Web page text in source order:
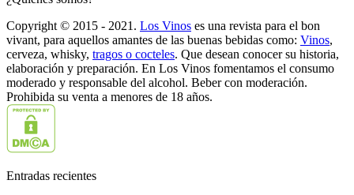
Copyright © 2015 - 2021. Los Vinos es una revista para el bon
vivant, para aquellos amantes de las buenas bebidas como: Vinos,
cerveza, whisky, tragos o cocteles. Que desean conocer su historia,
elaboración y preparación. En Los Vinos fomentamos el consumo
moderado y responsable del alcohol. Beber con moderación.
Prohibida su venta a menores de 18 años.
Entradas recientes